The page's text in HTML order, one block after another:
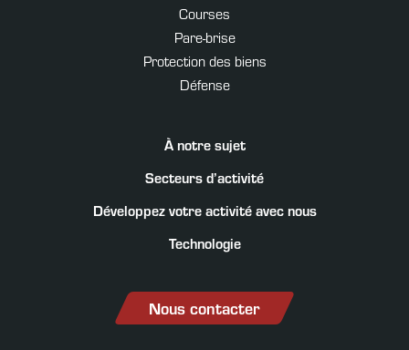
Courses
Pare-brise
Protection des biens
Défense
À notre sujet
Secteurs d’activité
Développez votre activité avec nous
Technologie
Nous contacter